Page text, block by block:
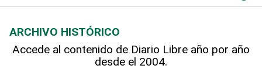
Hablando con el pediatra
Línea de hit
Hecho en casa
Cumpleaños
ARCHIVO HISTÓRICO
Accede al contenido de Diario Libre año por año
desde el 2004.